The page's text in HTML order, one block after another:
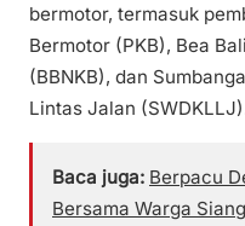
bermotor, termasuk
Bermotor (PKB), Bea
(BBNKB), dan
Lintas Jalan
Baca juga: Berpacu
Bersama Warga